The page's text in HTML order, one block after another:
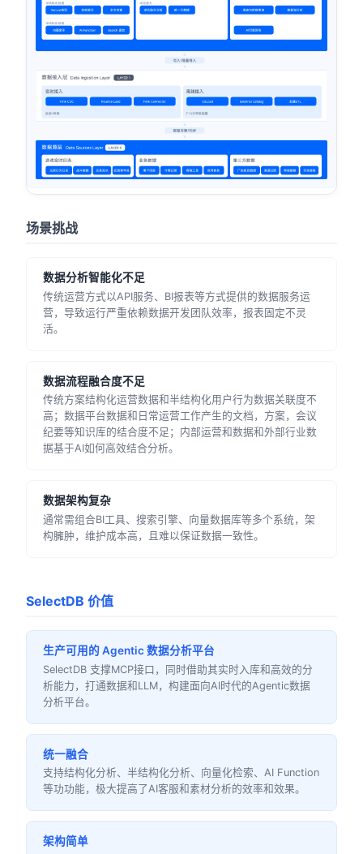
场景挑战
数据分析智能化不足
传统运营方式以API服务、BI报表等方式提供的数据服务运
营，导致运行严重依赖数据开发团队效率，报表固定不灵
活。
数据流程融合度不足
传统方案结构化运营数据和半结构化用户行为数据关联度不
高；数据平台数据和日常运营工作产生的文档，方案，会议
纪要等知识库的结合度不足；内部运营和数据和外部行业数
据基于AI如何高效结合分析。
数据架构复杂
通常需组合BI工具、搜索引擎、向量数据库等多个系统，架
构臃肿，维护成本高，且难以保证数据一致性。
SelectDB 价值
生产可用的 Agentic 数据分析平台
SelectDB 支撑MCP接口，同时借助其实时入库和高效的分
析能力，打通数据和LLM，构建面向AI时代的Agentic数据
分析平台。
统一融合
支持结构化分析、半结构化分析、向量化检索、AI Function
等功功能，极大提高了AI客服和素材分析的效率和效果。
架构简单